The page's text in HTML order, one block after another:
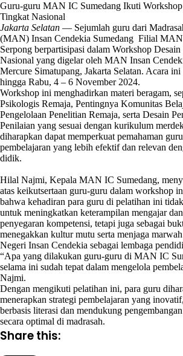
Guru-guru MAN IC Sumedang Ikuti Workshop
Tingkat Nasional
Jakarta Selatan — Sejumlah guru dari
(MAN) Insan Cendekia Sumedang Filial MAN
Serpong berpartisipasi dalam Workshop
Nasional yang digelar oleh MAN Insan
Mercure Simatupang, Jakarta Selatan. Acara
hingga Rabu, 4 – 6 November 2024.
Workshop ini menghadirkan materi beragam,
Psikologis Remaja, Pentingnya Komunitas
Pengelolaan Penelitian Remaja, serta Desain
Penilaian yang sesuai dengan kurikulum
diharapkan dapat memperkuat pemahaman
pembelajaran yang lebih efektif dan relevan
didik.
Hilal Najmi, Kepala MAN IC Sumedang,
atas keikutsertaan guru-guru dalam workshop
bahwa kehadiran para guru di pelatihan ini
untuk meningkatkan keterampilan mengajar
penyegaran kompetensi, tetapi juga sebagai
menegakkan kultur mutu serta menjaga
Negeri Insan Cendekia sebagai lembaga
“Apa yang dilakukan guru-guru di MAN IC
selama ini sudah tepat dalam mengelola
Najmi.
Dengan mengikuti pelatihan ini, para guru
menerapkan strategi pembelajaran yang
berbasis literasi dan mendukung
secara optimal di madrasah.
Share this: